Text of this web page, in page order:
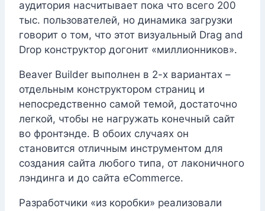
аудитория насчитывает пока что всего 200
тыс. пользователей, но динамика загрузки
говорит о том, что этот визуальный Drag and
Drop конструктор догонит «миллионников».
Beaver Builder выполнен в 2-х вариантах –
отдельным конструктором страниц и
непосредственно самой темой, достаточно
легкой, чтобы не нагружать конечный сайт
во фронтэнде. В обоих случаях он
становится отличным инструментом для
создания сайта любого типа, от лаконичного
лэндинга и до сайта eCommerce.
Разработчики «из коробки» реализовали